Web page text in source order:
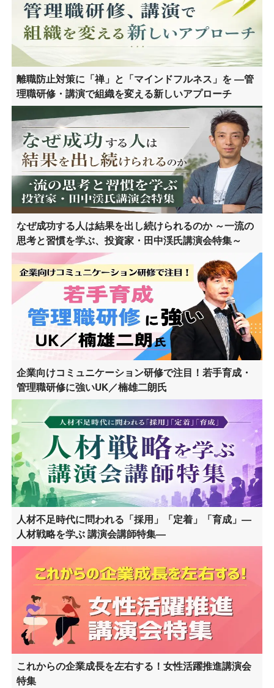
離職防止対策に「禅」と「マインドフルネス」を ―管
理職研修・講演で組織を変える新しいアプローチ
なぜ成功する人は結果を出し続けられるのか ～一流の
思考と習慣を学ぶ、投資家・田中渓氏講演会特集～
企業向けコミュニケーション研修で注目！若手育成・
管理職研修に強いUK／楠雄二朗氏
人材不足時代に問われる「採用」「定着」「育成」―
人材戦略を学ぶ 講演会講師特集―
これからの企業成長を左右する！女性活躍推進講演会
特集